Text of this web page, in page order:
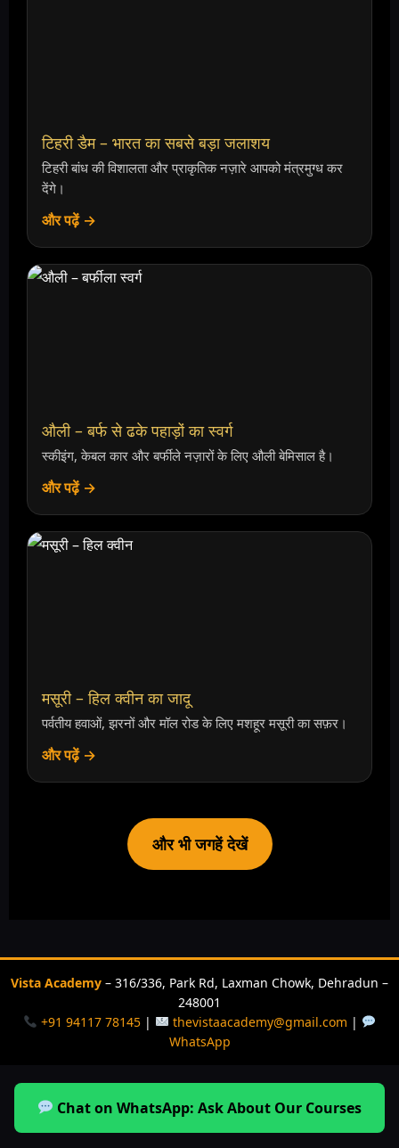
टिहरी डैम – भारत का सबसे बड़ा जलाशय
टिहरी बांध की विशालता और प्राकृतिक नज़ारे आपको मंत्रमुग्ध कर
देंगे।
और पढ़ें →
औली – बर्फ से ढके पहाड़ों का स्वर्ग
स्कीइंग, केबल कार और बर्फीले नज़ारों के लिए औली बेमिसाल है।
और पढ़ें →
मसूरी – हिल क्वीन का जादू
पर्वतीय हवाओं, झरनों और मॉल रोड के लिए मशहूर मसूरी का सफ़र।
और पढ़ें →
और भी जगहें देखें
Vista Academy – 316/336, Park Rd, Laxman Chowk, Dehradun –
248001
+91 94117 78145 | thevistaacademy@gmail.com |
WhatsApp
Chat on WhatsApp: Ask About Our Courses